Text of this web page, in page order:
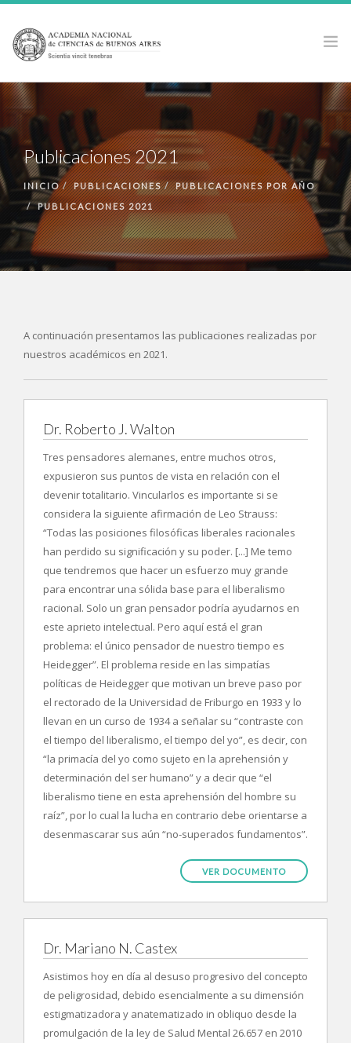
LA ACADEMIA
ACTIVIDADES
PUBLICACIONES
PREMIOS Y BECAS
NOTICIAS
ANCBA EN LOS MEDIOS
Publicaciones 2021
INICIO PUBLICACIONES
PUBLICACIONES POR AÑO
PUBLICACIONES 2021
A continuación presentamos las publicaciones realizadas por
nuestros académicos en 2021.
Dr. Roberto J. Walton
Tres pensadores alemanes, entre muchos otros,
expusieron sus puntos de vista en relación con el
devenir totalitario. Vincularlos es importante si se
considera la siguiente afirmación de Leo Strauss:
“Todas las posiciones filosóficas liberales racionales
han perdido su significación y su poder. [...] Me temo
que tendremos que hacer un esfuerzo muy grande
para encontrar una sólida base para el liberalismo
racional. Solo un gran pensador podría ayudarnos en
este aprieto intelectual. Pero aquí está el gran
problema: el único pensador de nuestro tiempo es
Heidegger”. El problema reside en las simpatías
políticas de Heidegger que motivan un breve paso por
el rectorado de la Universidad de Friburgo en 1933 y lo
llevan en un curso de 1934 a señalar su “contraste con
el tiempo del liberalismo, el tiempo del yo”, es decir, con
“la primacía del yo como sujeto en la aprehensión y
determinación del ser humano” y a decir que “el
liberalismo tiene en esta aprehensión del hombre su
raíz”, por lo cual la lucha en contrario debe orientarse a
desenmascarar sus aún “no-superados fundamentos”.
VER DOCUMENTO
Dr. Mariano N. Castex
Asistimos hoy en día al desuso progresivo del concepto
de peligrosidad, debido esencialmente a su dimensión
estigmatizadora y anatematizado in obliquo desde la
promulgación de la ley de Salud Mental 26.657 en 2010